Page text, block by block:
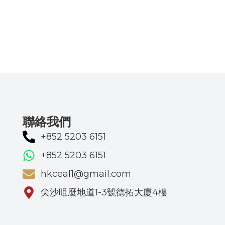
聯絡我們
+852 5203 6151
+852 5203 6151
hkceal1@gmail.com
尖沙咀麼地道1-3號德拓大廈4樓